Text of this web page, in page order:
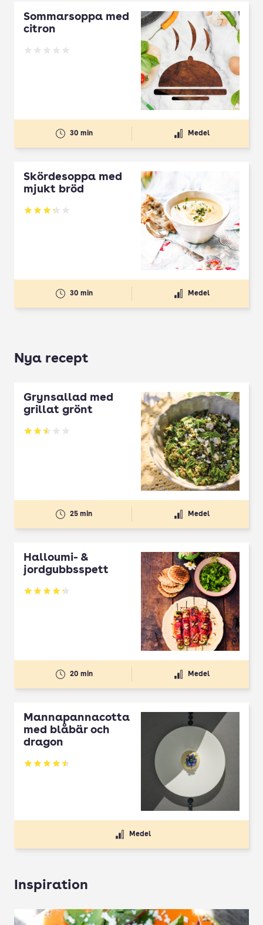
Sommarsoppa med
citron
Betyg: 0 av 5
30 min Medel
Skördesoppa med
mjukt bröd
Betyg: 3.27 av 5
30 min Medel
Nya recept
Grynsallad med
grillat grönt
Betyg: 2.5 av 5
25 min Medel
Halloumi- &
jordgubbsspett
Betyg: 4.3 av 5
20 min Medel
Mannapannacotta
med blåbär och
dragon
Betyg: 4.5 av 5
Medel
Inspiration